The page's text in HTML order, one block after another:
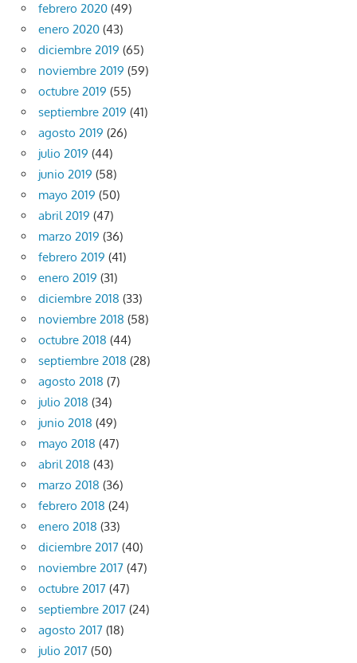
febrero 2020 (49)
enero 2020 (43)
diciembre 2019 (65)
noviembre 2019 (59)
octubre 2019 (55)
septiembre 2019 (41)
agosto 2019 (26)
julio 2019 (44)
junio 2019 (58)
mayo 2019 (50)
abril 2019 (47)
marzo 2019 (36)
febrero 2019 (41)
enero 2019 (31)
diciembre 2018 (33)
noviembre 2018 (58)
octubre 2018 (44)
septiembre 2018 (28)
agosto 2018 (7)
julio 2018 (34)
junio 2018 (49)
mayo 2018 (47)
abril 2018 (43)
marzo 2018 (36)
febrero 2018 (24)
enero 2018 (33)
diciembre 2017 (40)
noviembre 2017 (47)
octubre 2017 (47)
septiembre 2017 (24)
agosto 2017 (18)
julio 2017 (50)